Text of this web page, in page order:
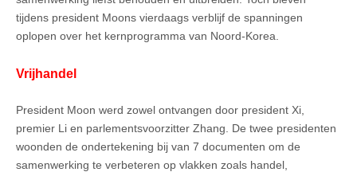
tijdens president Moons vierdaags verblijf de spanningen
oplopen over het kernprogramma van Noord-Korea.
Vrijhandel
President Moon werd zowel ontvangen door president Xi,
premier Li en parlementsvoorzitter Zhang. De twee presidenten
woonden de ondertekening bij van 7 documenten om de
samenwerking te verbeteren op vlakken zoals handel,